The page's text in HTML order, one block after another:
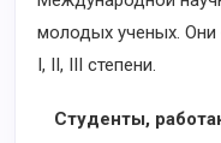
молодых ученых.
I, II, III степени.
Студенты,